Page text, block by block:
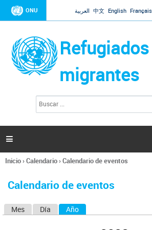
Jump to navigation
ONU العربية 中文 English Français
migrantes
l
s

Se
usted
Inicio›Calendario›Calendario de eventos
Calendario de eventos
Mes Día Año